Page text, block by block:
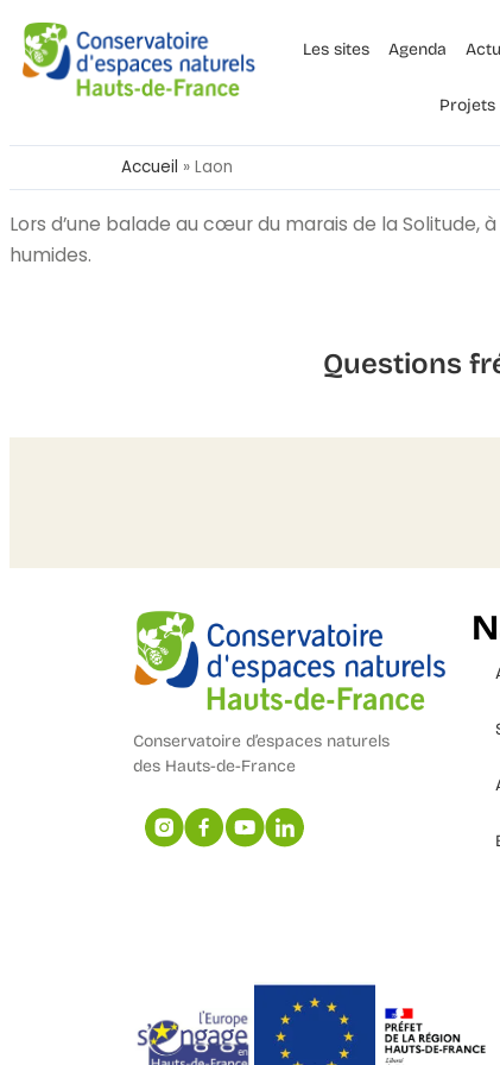
Les sites Agenda
Projets
Accueil » Laon
Lors d’une balade au cœur du marais de la
humides.
Questions
Conservatoire d’espaces naturels
des Hauts-de-France